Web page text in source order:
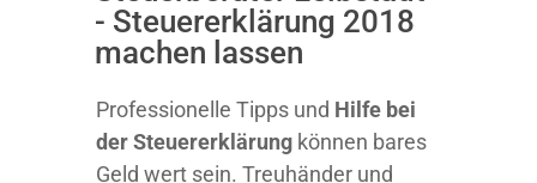
- Steuererklärung 2018
machen lassen
Professionelle Tipps und Hilfe bei
der Steuererklärung können bares
Geld wert sein. Treuhänder und